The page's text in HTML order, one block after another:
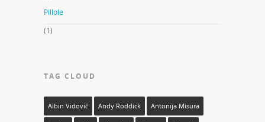
Pillole
(1)
TAG CLOUD
Albin Vidović Andy Roddick Antonija Misura